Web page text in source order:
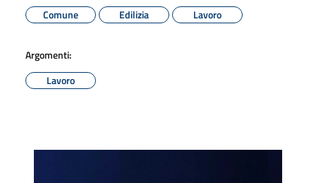
Comune
Edilizia Lavoro
Argomenti:
Lavoro